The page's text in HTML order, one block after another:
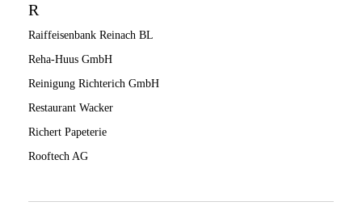
R
Raiffeisenbank Reinach BL
Reha-Huus GmbH
Reinigung Richterich GmbH
Restaurant Wacker
Richert Papeterie
Rooftech AG